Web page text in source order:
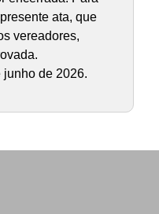
ata, que
vereadores,
junho de 2026.